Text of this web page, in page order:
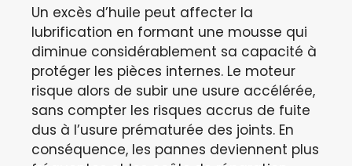
Un excès d’huile peut affecter la
lubrification en formant une mousse qui
diminue considérablement sa capacité à
protéger les pièces internes. Le moteur
risque alors de subir une usure accélérée,
sans compter les risques accrus de fuite
dus à l’usure prématurée des joints. En
conséquence, les pannes deviennent plus